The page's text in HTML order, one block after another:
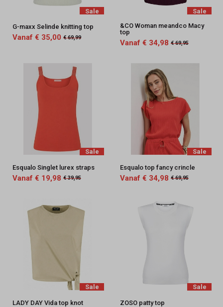
Sale
G-maxx Selinde knitting top
Vanaf € 35,00 € 69,99
Sale
&CO Woman meandco Macy
top
Vanaf € 34,98 € 69,95
Sale
Esqualo Singlet lurex straps
Vanaf € 19,98 € 39,95
Sale
Esqualo top fancy crincle
Vanaf € 34,98 € 69,95
Sale
LADY DAY Vida top knot
Sale
ZOSO patty top